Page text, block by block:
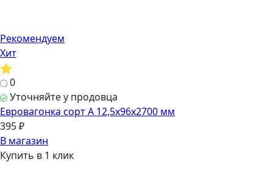
Рекомендуем
Хит
0
Уточняйте у продовца
Евровагонка сорт А 12,5х96х2700 мм
395 ₽
В магазин
Купить в 1 клик